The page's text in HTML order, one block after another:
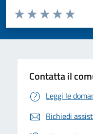
Valuta da 1 a 5 stelle la
Valuta
Valuta 4
Valuta 3 stelle
Valuta 2 stelle su 5
Valuta 1 stelle su 5
Contatta il
Leggi le
Richiedi